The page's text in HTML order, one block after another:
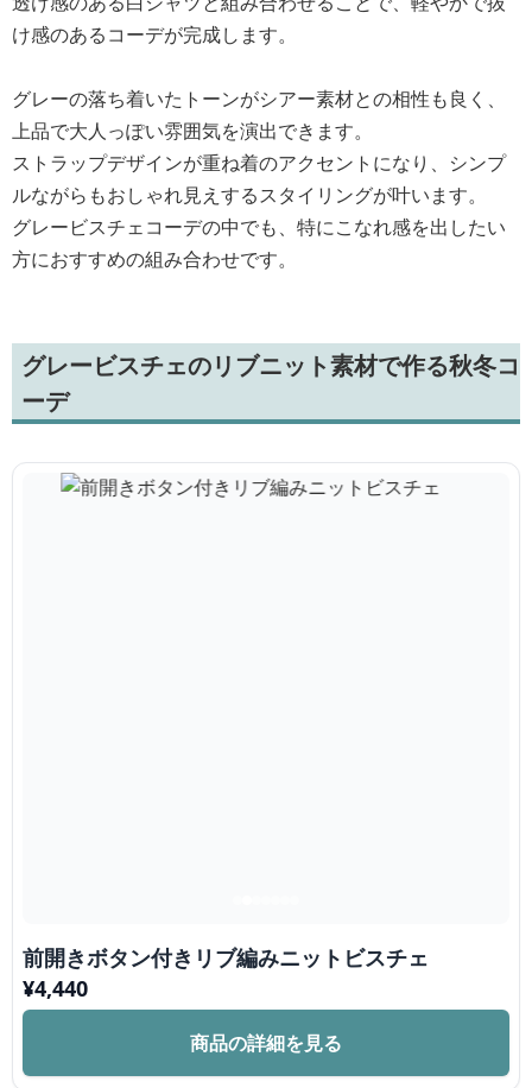
け感のあるコーデが完成します。
グレーの落ち着いたトーンがシアー素材との相性も良く、
上品で大人っぽい雰囲気を演出できます。
ストラップデザインが重ね着のアクセントになり、シンプ
ルながらもおしゃれ見えするスタイリングが叶います。
グレービスチェコーデの中でも、特にこなれ感を出したい
方におすすめの組み合わせです。
グレービスチェのリブニット素材で作る秋冬コ
ーデ
前開きボタン付きリブ編みニットビスチェ
¥4,440
商品の詳細を見る